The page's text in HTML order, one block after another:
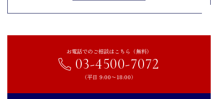
まとめ｜中小企業診断士の役割を理解し、適切な相談相手の選択
お電話でのご相談はこちら（無料）
03-4500-7072
（平日 9:00〜18:00）